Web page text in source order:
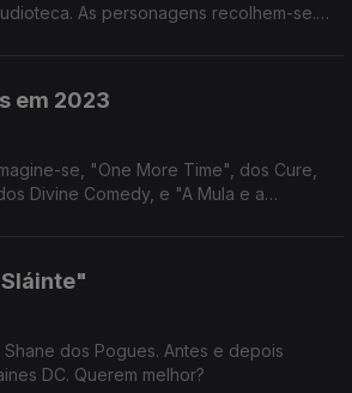
As personagens recolhem-se.
em 2023
se, "One More Time", dos Cure,
Divine Comedy, e "A Mula e a
dos Pogues. Antes e depois
DC. Querem melhor?